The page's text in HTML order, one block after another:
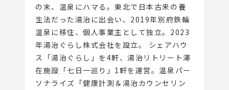
の末、温泉にハマる。東北で日本古来の養
生法だった湯治に出会い、2019年別府鉄輪
温泉に移住、個人事業主として独立。2023
年湯治ぐらし株式会社を設立。 シェアハウ
ス「湯治ぐらし」を4軒、湯治リトリート滞
在施設「七日一巡り」1軒を運営。温泉パー
ソナライズ「健康計測＆湯治カウンセリン